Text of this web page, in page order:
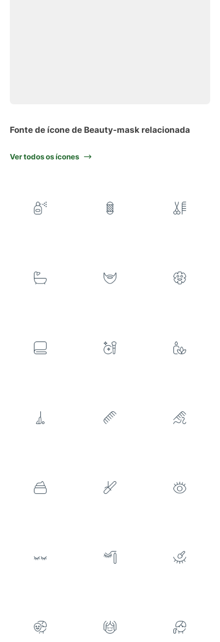
Fonte de ícone de Beauty-mask relacionada
Ver todos os ícones